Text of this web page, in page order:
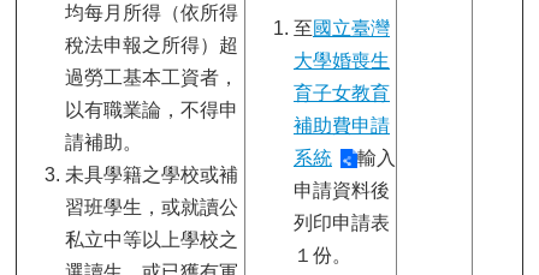
均每月所得（依所得
稅法申報之所得）超
過勞工基本工資者，
以有職業論，不得申
請補助。
未具學籍之學校或補
習班學生，或就讀公
私立中等以上學校之
至國立臺灣
大學婚喪生
育子女教育
補助費申請
系統
輸入
申請資料後
列印申請表
１份。